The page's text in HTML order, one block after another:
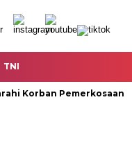
TNI
Pemerkosaan